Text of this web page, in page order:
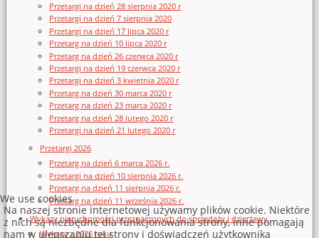
Przetargi na dzień 28 sierpnia 2020 r
Przetargi na dzień 7 sierpnia 2020
Przetargi na dzień 17 lipca 2020 r
Przetarg na dzień 10 lipca 2020 r
Przetarg na dzień 26 czerwca 2020 r
Przetargi na dzień 19 czerwca 2020 r
Przetargi na dzień 3 kwietnia 2020 r
Przetarg na dzień 30 marca 2020 r
Przetarg na dzień 23 marca 2020 r
Przetarg na dzień 28 lutego 2020 r
Przetargi na dzień 21 lutego 2020 r
Przetargi 2026
Przetarg na dzień 6 marca 2026 r.
Przetargi na dzień 10 sierpnia 2026 r.
Przetarg na dzień 11 sierpnia 2026 r.
Przetarg na dzień 11 września 2026 r.
Wykazy nieruchomości przeznaczonych do sprzedaży i dzierżawy
Wykazy z 2026 roku
We use cookies
Na naszej stronie internetowej używamy plików cookie. Niektóre
z nich są niezbędne dla funkcjonowania strony, inne pomagają
nam w ulepszaniu tej strony i doświadczeń użytkownika